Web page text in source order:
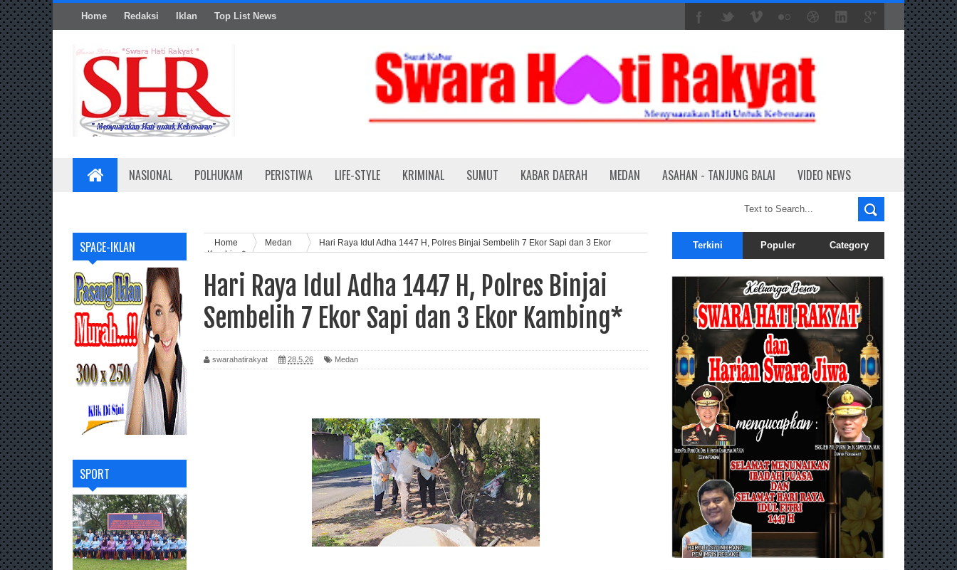
Home Redaksi Iklan Top List News
NASIONAL POLHUKAM PERISTIWA LIFE-STYLE KRIMINAL SUMUT KABAR DAERAH MEDAN ASAHAN - TANJUNG BALAI VIDEO NEWS
SPACE-IKLAN
SPORT
Home Medan
Hari Raya Idul Adha 1447 H, Polres Binjai Sembelih 7 Ekor Sapi dan 3 Ekor
Kambing*
Hari Raya Idul Adha 1447 H, Polres Binjai
Sembelih 7 Ekor Sapi dan 3 Ekor Kambing*
swarahatirakyat 28.5.26 Medan
Terkini Populer Category